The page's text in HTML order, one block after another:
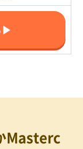
▶
Masterc